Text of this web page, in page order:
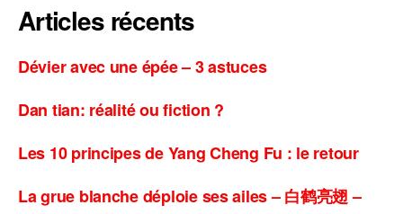
Articles récents
Dévier avec une épée – 3 astuces
Dan tian: réalité ou fiction ?
Les 10 principes de Yang Cheng Fu : le retour
La grue blanche déploie ses ailes – 白鹤亮翅 –